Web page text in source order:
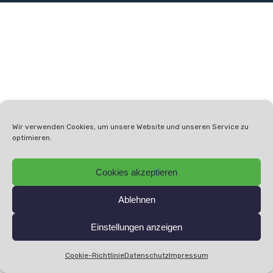
Wir verwenden Cookies, um unsere Website und unseren Service zu
optimieren.
Cookies akzeptieren
Ablehnen
Einstellungen anzeigen
Cookie-RichtlinieDatenschutzImpressum